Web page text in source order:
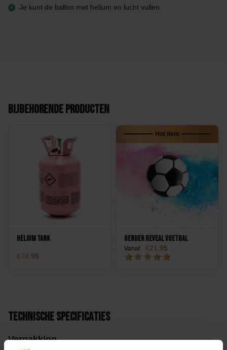
Je kunt de ballon met helium en lucht vullen
Bijbehorende producten
Helium Tank
39,95
Hot item
Gender Reveal Voetbal
Vanaf 21,95
Technische specificaties
Verpakking